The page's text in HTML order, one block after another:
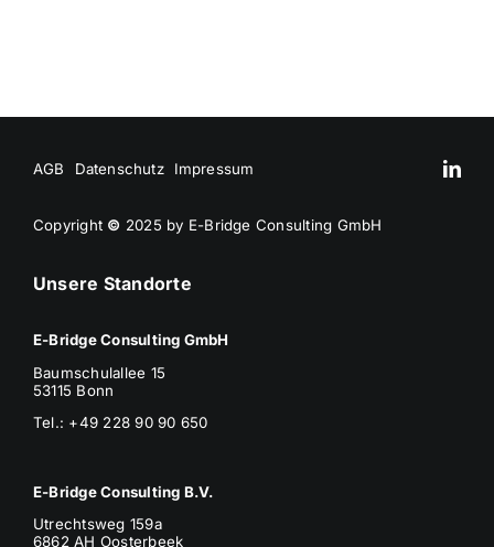
AGB Datenschutz Impressum
Copyright © 2025 by E-Bridge Consulting GmbH
Unsere Standorte
E-Bridge Consulting GmbH
Baumschulallee 15
53115 Bonn
Tel.: +49 228 90 90 650
E-Bridge Consulting B.V.
Utrechtsweg 159a
6862 AH Oosterbeek